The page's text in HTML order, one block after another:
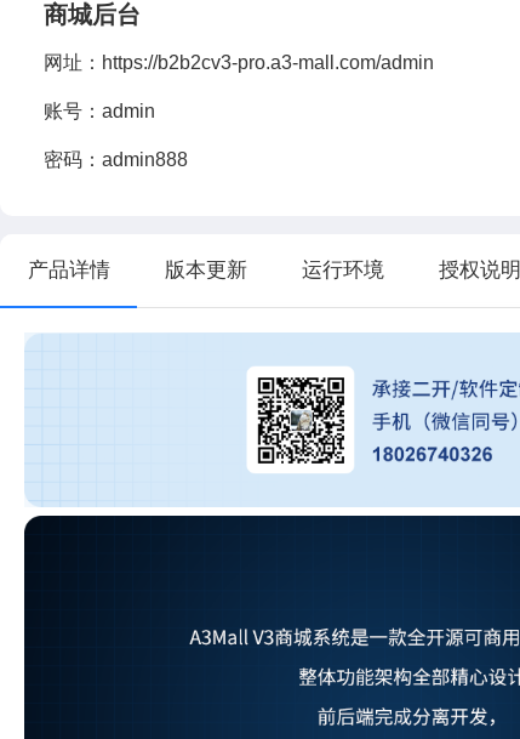
商城后台
网址： https://b2b2cv3-pro.a3-mall.com/admin
账号：admin
密码：admin888
产品详情 版本更新 运行环境 授权说明